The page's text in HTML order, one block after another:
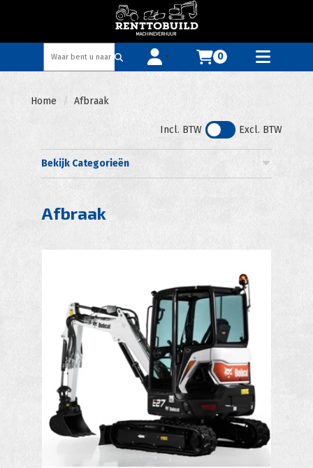
Toggle account dropdownToggle
0
Home Afbraak
Incl. BTW Excl. BTW
Bekijk Categorieën
Afbraak